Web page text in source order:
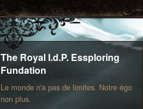
The Royal I.d.P. Essploring
Fundation
Le monde n'a pas de limites. Notre égo
non plus.